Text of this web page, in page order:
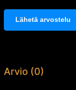
Lähetä arvostelu
Arvio (0)